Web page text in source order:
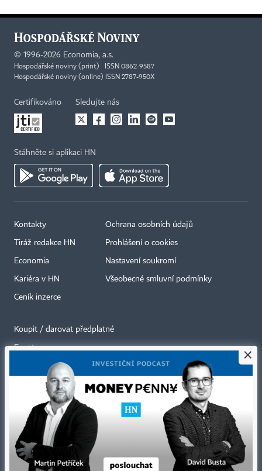
© 1996-2026 Economia, a.s.
Hospodářské noviny (print) ISSN 0862-9587
Hospodářské noviny (online) ISSN 2787-950X
Certifikováno Sledujte nás
Stáhněte si aplikaci HN
Kontakty
Tiráž redakce HN
Economia
Kariéra v HN
Ceník inzerce
Ochrana osobních údajů
Prohlášení o cookies
Nastavení soukromí
Všeobecné smluvní podmínky
Koupit / darovat předplatné
Eventy
Newslettery
RSS kanály
Autorská práva vykonává vydavatel. Bez písemného svolení vydavatele je
zakázáno jakékoli užití částí nebo celku díla, zejména rozmnožování a šíření
jakýmkoli způsobem, mechanickým nebo elektronickým, v českém nebo
jiném jazyce. Bez souhlasu vydavatele je zakázáno též rozmnožování
obsahu pro účely automatizované analýzy textů nebo dat
×